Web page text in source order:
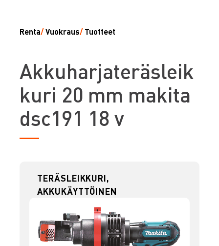
Renta/Vuokraus/ Tuotteet
Akkuharjateräsleik
kuri 20 mm makita
dsc191 18 v
TERÄSLEIKKURI,
AKKUKÄYTTÖINEN